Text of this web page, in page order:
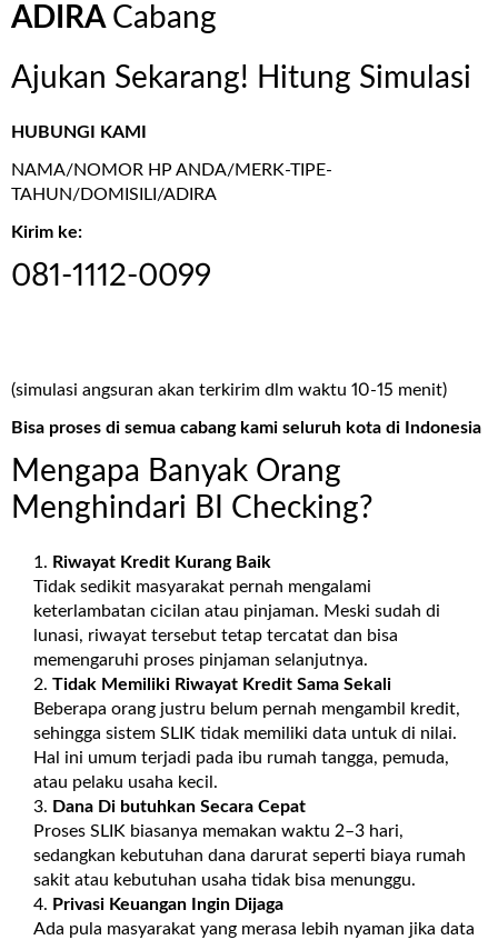
ADIRA Cabang
Ajukan Sekarang! Hitung Simulasi
HUBUNGI KAMI
NAMA/NOMOR HP ANDA/MERK-TIPE-
TAHUN/DOMISILI/ADIRA
Kirim ke:
081-1112-0099
(simulasi angsuran akan terkirim dlm waktu 10-15 menit)
Bisa proses di semua cabang kami seluruh kota di Indonesia
Mengapa Banyak Orang
Menghindari BI Checking?
Riwayat Kredit Kurang Baik
Tidak sedikit masyarakat pernah mengalami
keterlambatan cicilan atau pinjaman. Meski sudah di
lunasi, riwayat tersebut tetap tercatat dan bisa
memengaruhi proses pinjaman selanjutnya.
Tidak Memiliki Riwayat Kredit Sama Sekali
Beberapa orang justru belum pernah mengambil kredit,
sehingga sistem SLIK tidak memiliki data untuk di nilai.
Hal ini umum terjadi pada ibu rumah tangga, pemuda,
atau pelaku usaha kecil.
Dana Di butuhkan Secara Cepat
Proses SLIK biasanya memakan waktu 2–3 hari,
sedangkan kebutuhan dana darurat seperti biaya rumah
sakit atau kebutuhan usaha tidak bisa menunggu.
Privasi Keuangan Ingin Dijaga
Ada pula masyarakat yang merasa lebih nyaman jika data